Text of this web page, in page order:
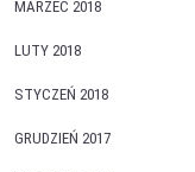
MARZEC 2018
LUTY 2018
STYCZEŃ 2018
GRUDZIEŃ 2017